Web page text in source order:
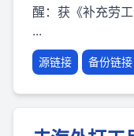
醒：获《补充劳
...
源链接 备份链接